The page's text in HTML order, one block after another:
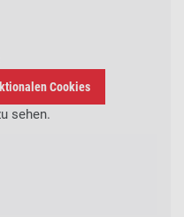
Cookies
sehen.